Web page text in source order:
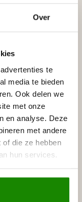
Over
te
media te bieden
Ook delen we
met onze
en analyse. Deze
met andere
die ze hebben
hun services.
(490 €8,95
€30,00